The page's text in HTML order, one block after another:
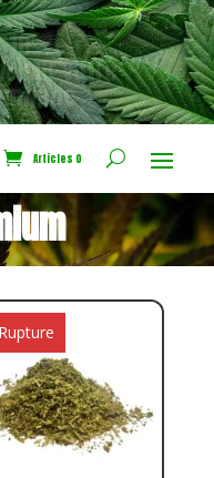
sur votre
Articles 0
Rupture